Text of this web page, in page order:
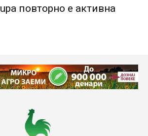
повторно е активна